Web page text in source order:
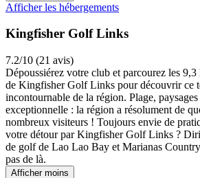
Afficher les hébergements
Kingfisher Golf Links
7.2/10 (21 avis)
Dépoussiérez votre club et parcourez les
de Kingfisher Golf Links pour découvrir ce
incontournable de la région. Plage,
exceptionnelle : la région a résolument de
nombreux visiteurs ! Toujours envie de
votre détour par Kingfisher Golf Links ?
de golf de Lao Lao Bay et Marianas
pas de là.
Afficher moins